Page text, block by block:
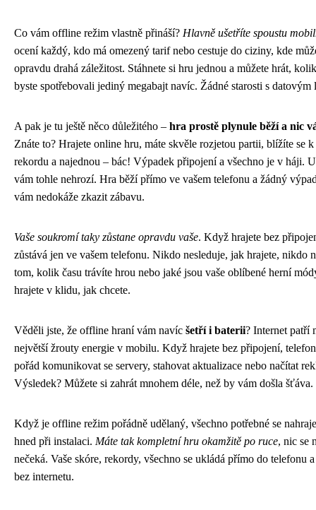
Co vám offline režim vlastně přináší? Hlavně ušetříte spoustu
ocení každý, kdo má omezený tarif nebo cestuje do ciziny, kde
opravdu drahá záležitost. Stáhnete si hru jednou a můžete hrát,
byste spotřebovali jediný megabajt navíc. Žádné starosti s datovým
A pak je tu ještě něco důležitého – hra prostě plynule běží a nic
Znáte to? Hrajete online hru, máte skvěle rozjetou partii, blížíte se
rekordu a najednou – bác! Výpadek připojení a všechno je v háji.
vám tohle nehrozí. Hra běží přímo ve vašem telefonu a žádný
vám nedokáže zkazit zábavu.
Vaše soukromí taky zůstane opravdu vaše. Když hrajete bez
zůstává jen ve vašem telefonu. Nikdo nesleduje, jak hrajete, nikdo
tom, kolik času trávíte hrou nebo jaké jsou vaše oblíbené herní
hrajete v klidu, jak chcete.
Věděli jste, že offline hraní vám navíc šetří i baterii? Internet patří
největší žrouty energie v mobilu. Když hrajete bez připojení,
pořád komunikovat se servery, stahovat aktualizace nebo načítat
Výsledek? Můžete si zahrát mnohem déle, než by vám došla šťáva.
Když je offline režim pořádně udělaný, všechno potřebné se
hned při instalaci. Máte tak kompletní hru okamžitě po ruce, nic se
nečeká. Vaše skóre, rekordy, všechno se ukládá přímo do telefonu
bez internetu.